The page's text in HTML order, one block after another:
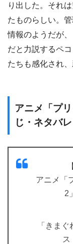
り出した。それ
たものらしい。
情報のようだが
だと力説するペ
たちも感化され
アニメ「プ
じ・ネタバレ
アニメ「
2
「きま
ス